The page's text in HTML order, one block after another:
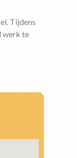
Tijdens
werk te